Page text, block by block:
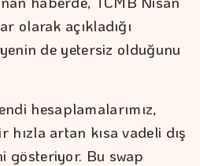
olarak açıkladığı
de yetersiz olduğunu
hesaplamalarımız,
artan kısa vadeli dış
gösteriyor. Bu swap